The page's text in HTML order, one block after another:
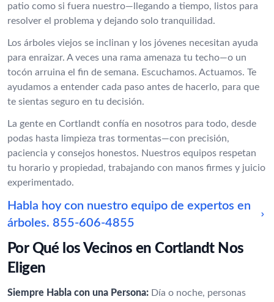
patio como si fuera nuestro—llegando a tiempo, listos para
resolver el problema y dejando solo tranquilidad.
Los árboles viejos se inclinan y los jóvenes necesitan ayuda
para enraizar. A veces una rama amenaza tu techo—o un
tocón arruina el fin de semana. Escuchamos. Actuamos. Te
ayudamos a entender cada paso antes de hacerlo, para que
te sientas seguro en tu decisión.
La gente en Cortlandt confía en nosotros para todo, desde
podas hasta limpieza tras tormentas—con precisión,
paciencia y consejos honestos. Nuestros equipos respetan
tu horario y propiedad, trabajando con manos firmes y juicio
experimentado.
Habla hoy con nuestro equipo de expertos en
árboles. 855-606-4855
Por Qué los Vecinos en Cortlandt Nos
Eligen
Siempre Habla con una Persona: Día o noche, personas